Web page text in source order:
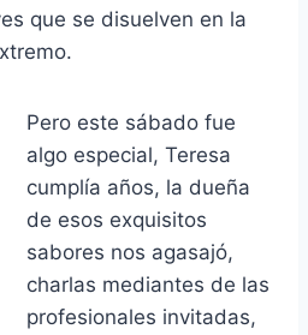
que se disuelven en la
Pero este sábado fue
algo especial, Teresa
cumplía años, la dueña
de esos exquisitos
sabores nos agasajó,
charlas mediantes de las
profesionales invitadas,